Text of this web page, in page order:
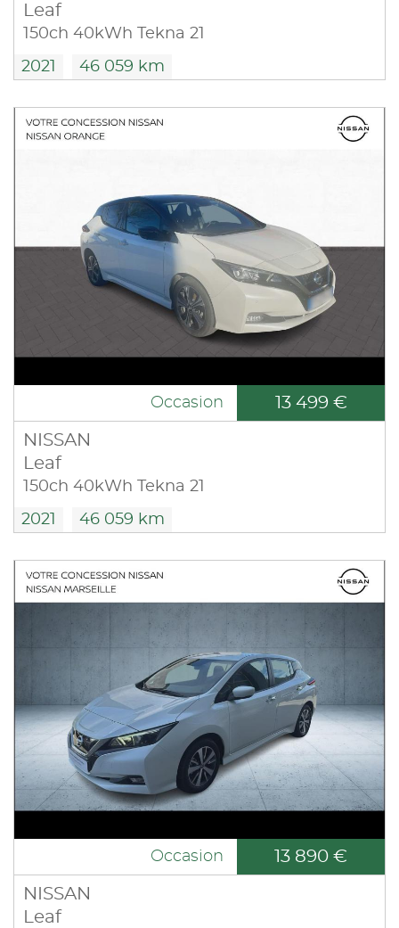
Leaf
150ch 40kWh Tekna 21
2021 46 059 km
Occasion 13 499 €
NISSAN
Leaf
150ch 40kWh Tekna 21
2021 46 059 km
Occasion 13 890 €
NISSAN
Leaf